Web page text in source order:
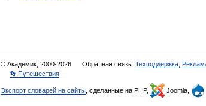
© Академик, 2000-2026 Обратная связь: Техподдержка
👣 Путешествия
Экспорт словарей на сайты , сделанные на PHP, Joomla,